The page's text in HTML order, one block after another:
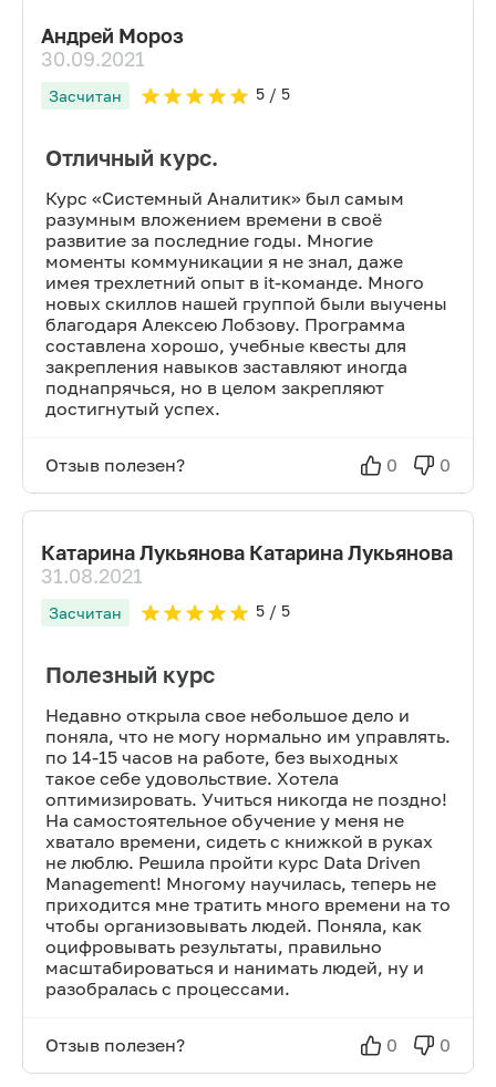
Андрей Мороз
30.09.2021
Засчитан 5/ 5
Отличный курс.
Курс «Системный Аналитик» был самым
разумным вложением времени в своё
развитие за последние годы. Многие
моменты коммуникации я не знал, даже
имея трехлетний опыт в it-команде. Много
новых скиллов нашей группой были выучены
благодаря Алексею Лобзову. Программа
составлена хорошо, учебные квесты для
закрепления навыков заставляют иногда
поднапрячься, но в целом закрепляют
достигнутый успех.
Отзыв полезен? 0 0
Катарина Лукьянова Катарина Лукьянова
31.08.2021
Засчитан 5/ 5
Полезный курс
Недавно открыла свое небольшое дело и
поняла, что не могу нормально им управлять.
по 14-15 часов на работе, без выходных
такое себе удовольствие. Хотела
оптимизировать. Учиться никогда не поздно!
На самостоятельное обучение у меня не
хватало времени, сидеть с книжкой в руках
не люблю. Решила пройти курс Data Driven
Management! Многому научилась, теперь не
приходится мне тратить много времени на то
чтобы организовывать людей. Поняла, как
оцифровывать результаты, правильно
масштабироваться и нанимать людей, ну и
разобралась с процессами.
Отзыв полезен? 0 0